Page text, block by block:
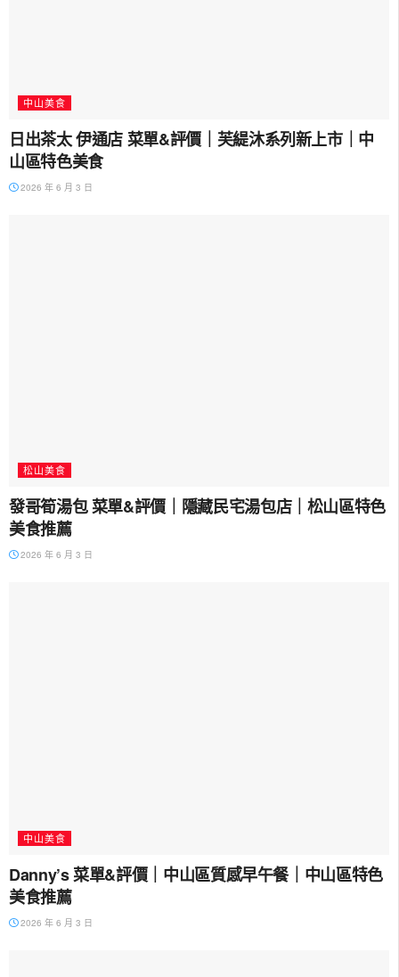
中山美食
日出茶太 伊通店 菜單&評價｜芙緹沐系列新上市｜中
山區特色美食
2026 年 6 月 3 日
松山美食
發哥筍湯包 菜單&評價｜隱藏民宅湯包店｜松山區特色
美食推薦
2026 年 6 月 3 日
中山美食
Danny’s 菜單&評價｜中山區質感早午餐｜中山區特色
美食推薦
2026 年 6 月 3 日